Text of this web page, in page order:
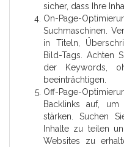
sicher, dass Ihre
On-Page-
Suchmaschinen.
in Titeln,
Bild-Tags. Achten
der Keywords,
beeinträchtigen.
Off-Page-
Backlinks auf,
stärken. Suchen
Inhalte zu teilen
Websites zu